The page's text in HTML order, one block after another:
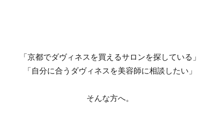
「京都でダヴィネスを買えるサロンを探している」
「自分に合うダヴィネスを美容師に相談したい」
そんな方へ。